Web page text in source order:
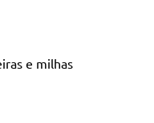
e milhas